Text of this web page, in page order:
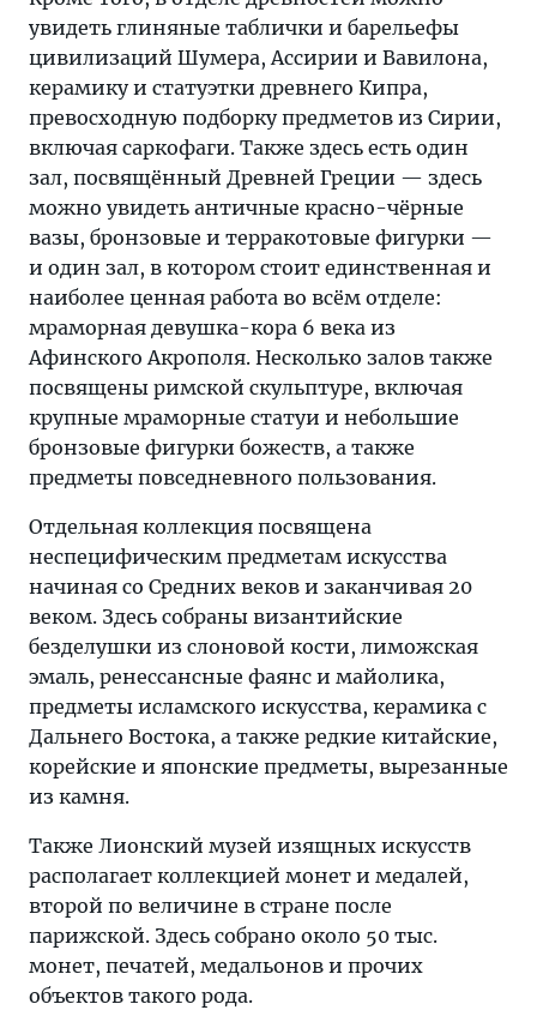
увидеть глиняные таблички и барельефы
цивилизаций Шумера, Ассирии и Вавилона,
керамику и статуэтки древнего Кипра,
превосходную подборку предметов из Сирии,
включая саркофаги. Также здесь есть один
зал, посвящённый Древней Греции — здесь
можно увидеть античные красно-чёрные
вазы, бронзовые и терракотовые фигурки —
и один зал, в котором стоит единственная и
наиболее ценная работа во всём отделе:
мраморная девушка-кора 6 века из
Афинского Акрополя. Несколько залов также
посвящены римской скульптуре, включая
крупные мраморные статуи и небольшие
бронзовые фигурки божеств, а также
предметы повседневного пользования.
Отдельная коллекция посвящена
неспецифическим предметам искусства
начиная со Средних веков и заканчивая 20
веком. Здесь собраны византийские
безделушки из слоновой кости, лиможская
эмаль, ренессансные фаянс и майолика,
предметы исламского искусства, керамика с
Дальнего Востока, а также редкие китайские,
корейские и японские предметы, вырезанные
из камня.
Также Лионский музей изящных искусств
располагает коллекцией монет и медалей,
второй по величине в стране после
парижской. Здесь собрано около 50 тыс.
монет, печатей, медальонов и прочих
объектов такого рода.